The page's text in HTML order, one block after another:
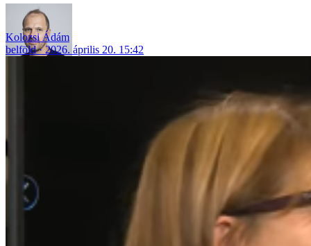
Kolozsi Ádám
belföld
2026. április 20. 15:42